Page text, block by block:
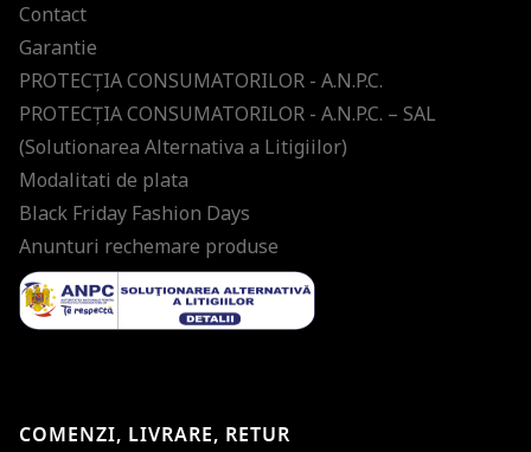
Contact
Garantie
PROTECŢIA CONSUMATORILOR - A.N.P.C.
PROTECŢIA CONSUMATORILOR - A.N.P.C. – SAL
(Solutionarea Alternativa a Litigiilor)
Modalitati de plata
Black Friday Fashion Days
Anunturi rechemare produse
COMENZI, LIVRARE, RETUR